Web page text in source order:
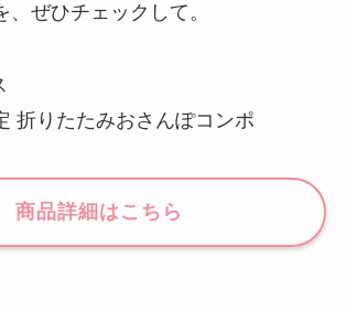
、ぜひチェックして。
折りたたみおさんぽコンポ
商品詳細はこちら